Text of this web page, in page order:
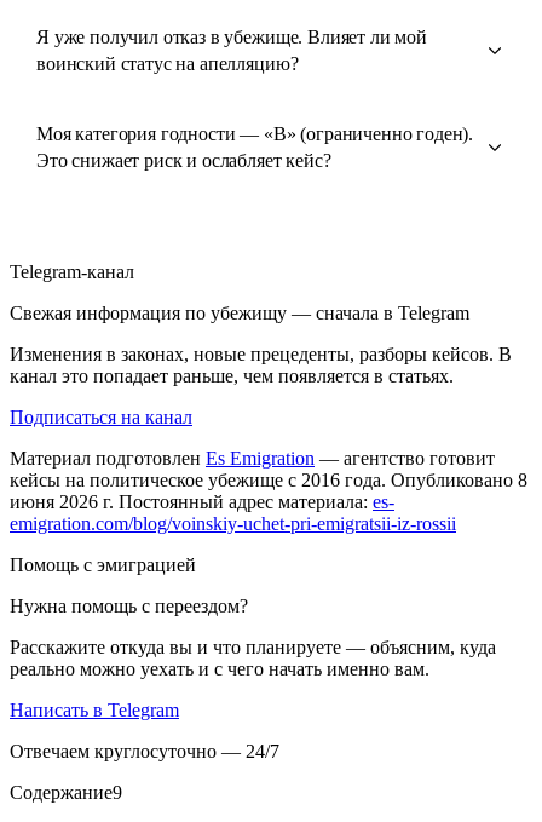
Я уже получил отказ в убежище. Влияет ли мой
воинский статус на апелляцию?
Моя категория годности — «В» (ограниченно годен).
Это снижает риск и ослабляет кейс?
Telegram-канал
Свежая информация по убежищу — сначала в Telegram
Изменения в законах, новые прецеденты, разборы кейсов. В
канал это попадает раньше, чем появляется в статьях.
Подписаться на канал
Материал подготовлен Es Emigration — агентство готовит
кейсы на политическое убежище с 2016 года. Опубликовано 8
июня 2026 г. Постоянный адрес материала: es-
emigration.com/blog/voinskiy-uchet-pri-emigratsii-iz-rossii
Помощь с эмиграцией
Нужна помощь с переездом?
Расскажите откуда вы и что планируете — объясним, куда
реально можно уехать и с чего начать именно вам.
Написать в Telegram
Отвечаем круглосуточно — 24/7
Содержание9